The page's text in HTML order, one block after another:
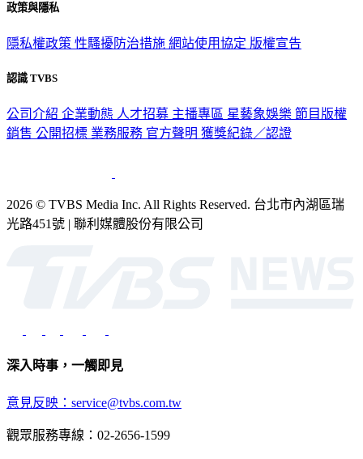
政策與隱私
隱私權政策 性騷擾防治措施 網站使用協定 版權宣告
認識 TVBS
公司介紹 企業動態 人才招募 主播專區 星藝象娛樂 節目版權
銷售 公開招標 業務服務 官方聲明 獲獎紀錄／認證
2026 © TVBS Media Inc. All Rights Reserved. 台北市內湖區瑞
光路451號 | 聯利媒體股份有限公司
深入時事，一觸即見
意見反映：service@tvbs.com.tw
觀眾服務專線：02-2656-1599